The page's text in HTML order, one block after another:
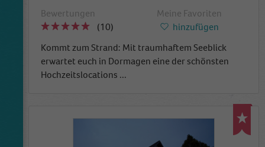
Bewertungen
(10)
Meine Favoriten
hinzufügen
Kommt zum Strand: Mit traumhaftem Seeblick
erwartet euch in Dormagen eine der schönsten
Hochzeitslocations ...